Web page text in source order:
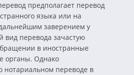
предполагает перевод
языка или на
заверением у
вид перевода зачастую
в иностранные
органы. Однако
нотариальном переводе в